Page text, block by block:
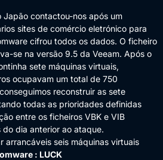
Japão contactou-nos após um
sites de comércio eletrónico para
cifrou todos os dados. O ficheiro
se na versão 9.5 da Veeam. Após o
sete máquinas virtuais,
ocupavam um total de 750
reconstruir as sete
todas as prioridades definidas
entre os ficheiros VBK e VIB
dia anterior ao ataque.
arrancáveis seis máquinas virtuais
: LUCK